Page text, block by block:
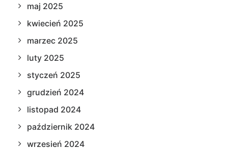
maj 2025
kwiecień 2025
marzec 2025
luty 2025
styczeń 2025
grudzień 2024
listopad 2024
październik 2024
wrzesień 2024